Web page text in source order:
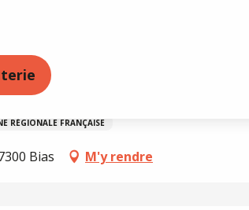
RÉGIONALE FRANÇAISE
Bias M'y rendre